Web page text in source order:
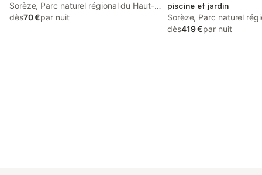
Sorèze, Parc naturel régional du Haut-
Languedoc
dès70 €par nuit
piscine et jardin
Sorèze, Parc naturel
Languedoc
dès419 €par nuit